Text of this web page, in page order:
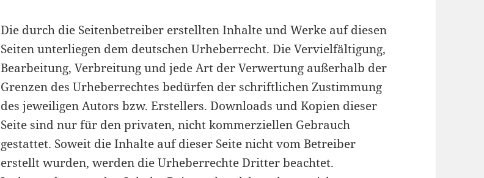
Die durch die Seitenbetreiber erstellten Inhalte und Werke auf diesen
Seiten unterliegen dem deutschen Urheberrecht. Die Vervielfältigung,
Bearbeitung, Verbreitung und jede Art der Verwertung außerhalb der
Grenzen des Urheberrechtes bedürfen der schriftlichen Zustimmung
des jeweiligen Autors bzw. Erstellers. Downloads und Kopien dieser
Seite sind nur für den privaten, nicht kommerziellen Gebrauch
gestattet. Soweit die Inhalte auf dieser Seite nicht vom Betreiber
erstellt wurden, werden die Urheberrechte Dritter beachtet.